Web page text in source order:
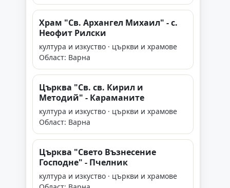
Храм "Св. Архангел Михаил" - с.
Неофит Рилски
култура и изкуство · църкви и храмове
Област: Варна
Църква "Св. св. Кирил и
Методий" - Караманите
култура и изкуство · църкви и храмове
Област: Варна
Църква "Свето Възнесение
Господне" - Пчелник
култура и изкуство · църкви и храмове